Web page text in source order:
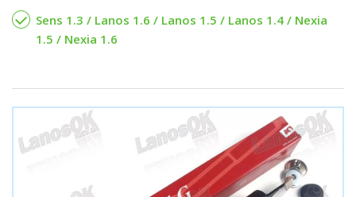
Sens 1.3 / Lanos 1.6 / Lanos 1.5 / Lanos 1.4 / Nexia
1.5 / Nexia 1.6